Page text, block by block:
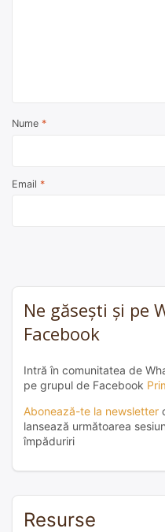
Nume *
Email *
Ne găsești și pe
Facebook
Intră în comunitatea de
pe grupul de Facebook
Abonează-te la newsletter
lansează următoarea
împăduriri
Resurse